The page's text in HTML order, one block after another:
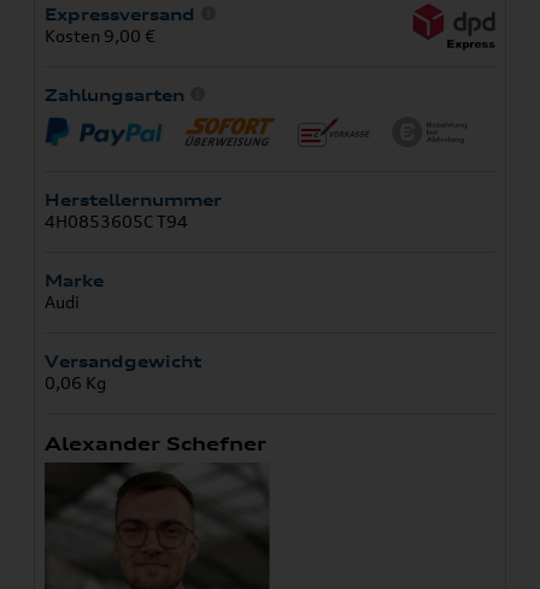
Expressversand
Kosten 9,00 €
Zahlungsarten
Herstellernummer
4H0853605C T94
Marke
Audi
Versandgewicht
0,06 Kg
Alexander Schefner